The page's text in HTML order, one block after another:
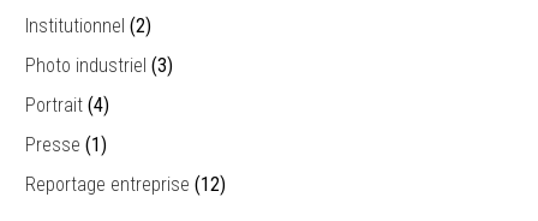
Institutionnel (2)
Photo industriel (3)
Portrait (4)
Presse (1)
Reportage entreprise (12)